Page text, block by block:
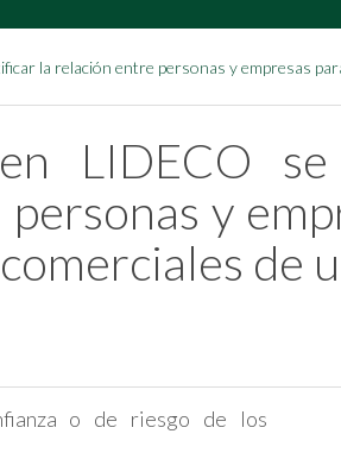
la relación entre personas y empresas
LIDECO
y
de
o de riesgo de los